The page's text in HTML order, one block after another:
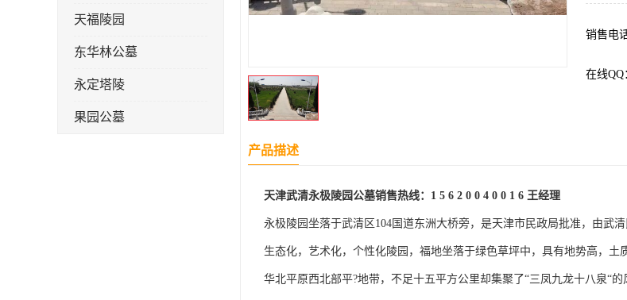
天福陵园
东华林公墓
永定塔陵
果园公墓
销售电
在线QQ
产品描述
天津武清永极陵园公墓销售热线：1 5 6 2 0 0 4 0 0 1 6 王经理
永极陵园坐落于武清区104国道东洲大桥旁，是天津市民政局批准，由武
生态化，艺术化，个性化陵园，福地坐落于绿色草坪中，具有地势高，土
华北平原西北部平?地带，不足十五平方公里却集聚了“三凤九龙十八泉“